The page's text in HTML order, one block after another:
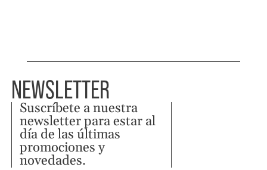
NEWSLETTER
Suscríbete a nuestra
newsletter para estar al
día de las últimas
promociones y
novedades.